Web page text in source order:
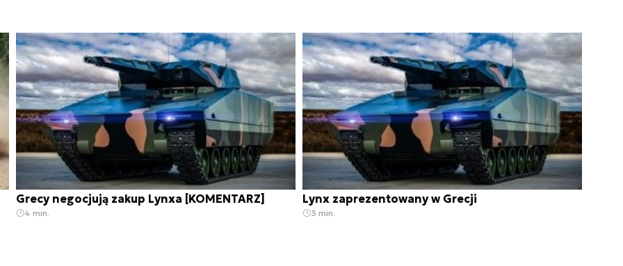
Grecy negocjują zakup Lynxa [KOMENTARZ]
4 min.
Lynx zaprezentowany w Grecji
3 min.